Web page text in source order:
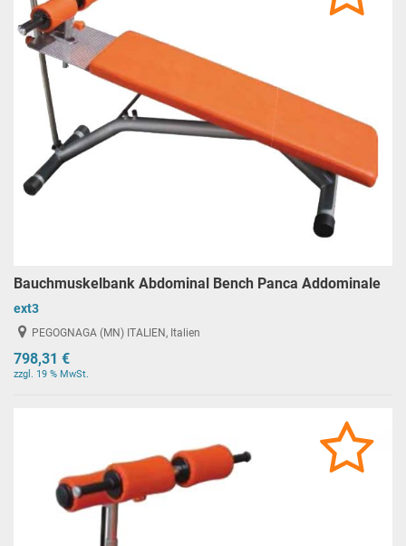
Bauchmuskelbank Abdominal Bench Panca Addominale
ext3
PEGOGNAGA (MN) ITALIEN, Italien
798,31 €
zzgl. 19 % MwSt.